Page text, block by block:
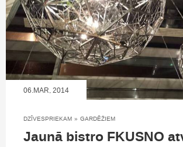
06.MAR, 2014
DZĪVESPRIEKAM » GARDĒŽIEM
Jaunā bistro FKUSNO